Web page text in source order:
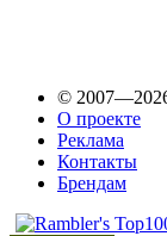
©
О проекте
Реклама
Контакты
Брендам